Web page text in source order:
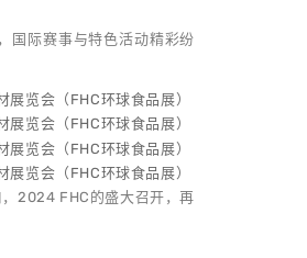
国际赛事与特色活动精彩纷
2024 FHC的盛大召开，再